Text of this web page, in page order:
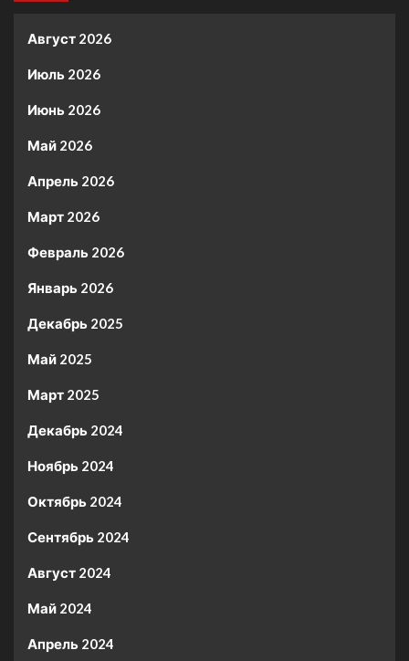
Август 2026
Июль 2026
Июнь 2026
Май 2026
Апрель 2026
Март 2026
Февраль 2026
Январь 2026
Декабрь 2025
Май 2025
Март 2025
Декабрь 2024
Ноябрь 2024
Октябрь 2024
Сентябрь 2024
Август 2024
Май 2024
Апрель 2024